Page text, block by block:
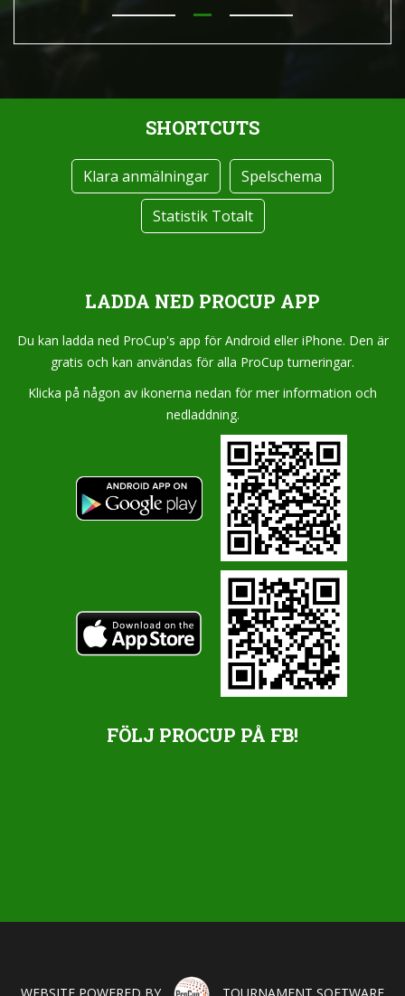
SHORTCUTS
Klara anmälningar
Spelschema
Statistik Totalt
LADDA NED PROCUP APP
Du kan ladda ned ProCup's app för Android eller iPhone. Den är
gratis och kan användas för alla ProCup turneringar.
Klicka på någon av ikonerna nedan för mer information och
nedladdning.
FÖLJ PROCUP PÅ FB!